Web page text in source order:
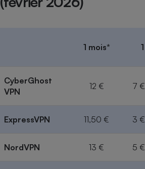
1 mois*
CyberGhost
VPN
12 € 7
ExpressVPN 11,50 € 3
NordVPN 13 € 5